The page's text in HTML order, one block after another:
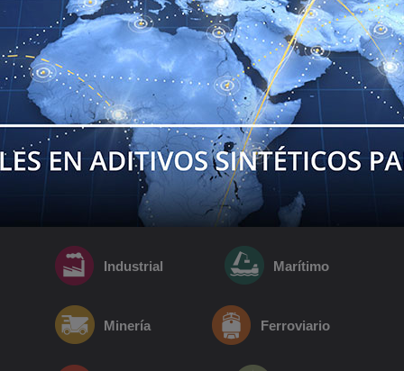
Industrial Marítimo
Minería Ferroviario